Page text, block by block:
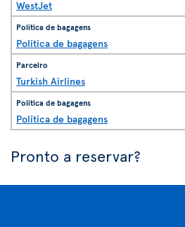
WestJet
Política de bagagens
Turkish Airlines
Política de bagagens
Pronto a reservar?